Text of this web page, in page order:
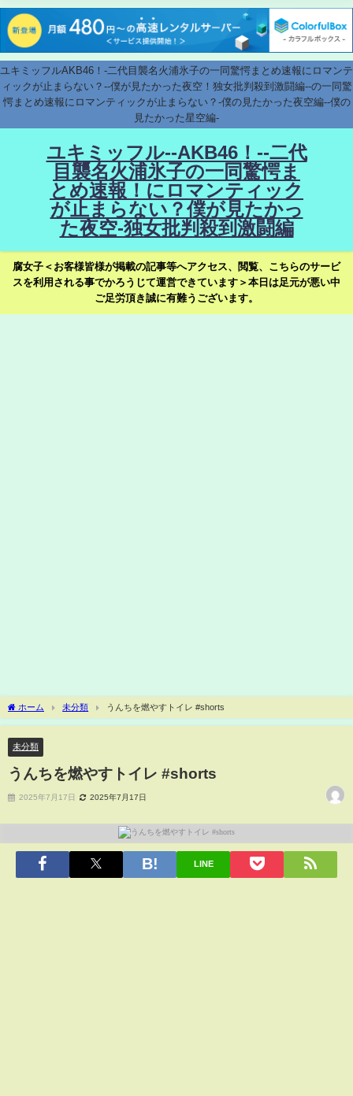
ユキミッフルAKB46！-二代目襲名火浦氷子の一同驚愕まとめ速報にロマンテ
ィックが止まらない？--僕が見たかった夜空！独女批判殺到激闘編--の一同驚
愕まとめ速報にロマンティックが止まらない？-僕の見たかった夜空編--僕の
見たかった星空編-
ユキミッフル--AKB46！--二代
目襲名火浦氷子の一同驚愕ま
とめ速報！にロマンティック
が止まらない？僕が見たかっ
た夜空-独女批判殺到激闘編
腐女子＜お客様皆様が掲載の記事等へアクセス、閲覧、こちらのサービ
スを利用される事でかろうじて運営できています＞本日は足元が悪い中
ご足労頂き誠に有難うございます。
ホーム 未分類 うんちを燃やすトイレ #shorts
未分類
うんちを燃やすトイレ #shorts
2025年7月17日 2025年7月17日
LINE